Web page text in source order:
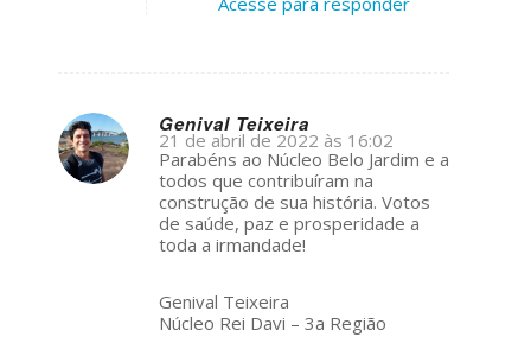
Genival Teixeira
s
ays:
21 de abril de 2022 às 16:02
Parabéns ao Núcleo Belo Jardim e a
todos que contribuíram na
construção de sua história. Votos
de saúde, paz e prosperidade a
toda a irmandade!
Genival Teixeira
Núcleo Rei Davi – 3a Região